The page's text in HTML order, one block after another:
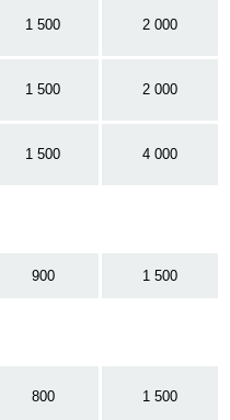
1 500 2 000
1 500 2 000
1 500 4 000
900 1 500
800 1 500